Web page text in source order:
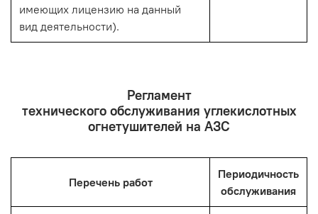
имеющих лицензию на данный
вид деятельности).
Регламент
технического обслуживания углекислотных
огнетушителей на АЗС
Перечень работ
Периодичность
обслуживания